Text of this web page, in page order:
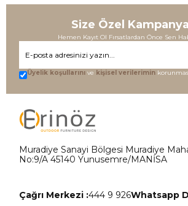
Size Özel
Hemen Kayıt Ol Fırsatlardan Önce Sen
Üyelik koşullarını ve kişisel verilerimin
Muradiye Sanayi Bölgesi Muradiye
No:9/A 45140 Yunusemre/MANİSA
Çağrı Merkezi :444 9 926Whatsapp